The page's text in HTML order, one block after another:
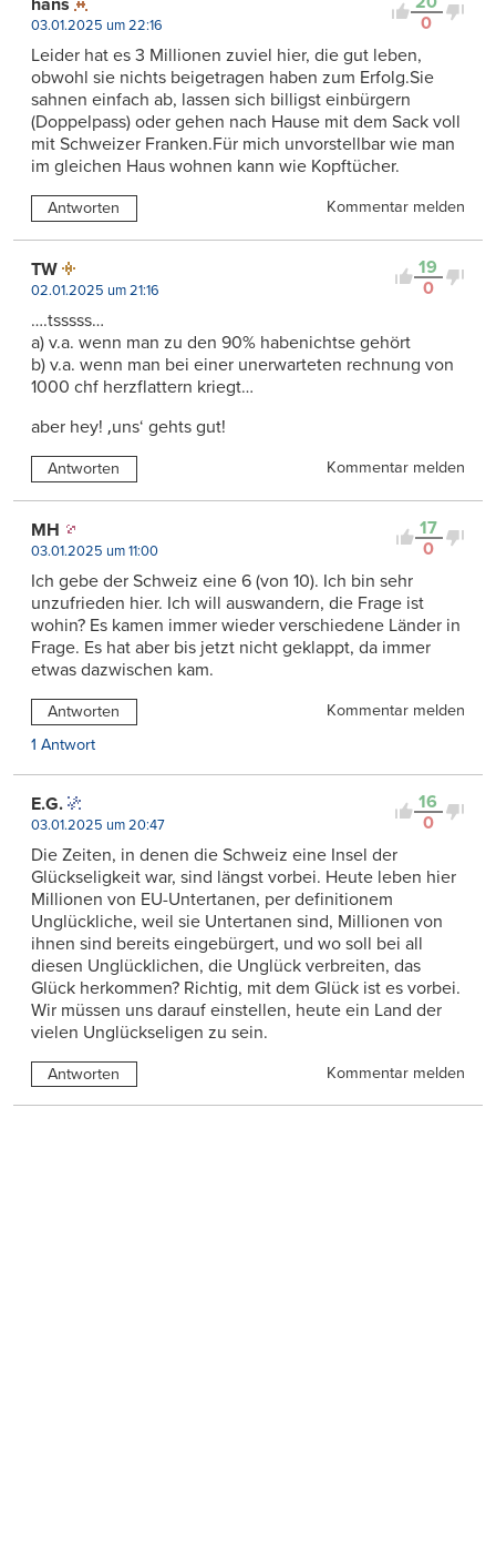
0
03.01.2025 um 22:16
Leider hat es 3 Millionen zuviel hier, die gut leben,
obwohl sie nichts beigetragen haben zum Erfolg.Sie
sahnen einfach ab, lassen sich billigst einbürgern
(Doppelpass) oder gehen nach Hause mit dem Sack voll
mit Schweizer Franken.Für mich unvorstellbar wie man
im gleichen Haus wohnen kann wie Kopftücher.
Antworten Kommentar melden
19
0
TW
02.01.2025 um 21:16
….tsssss…
a) v.a. wenn man zu den 90% habenichtse gehört
b) v.a. wenn man bei einer unerwarteten rechnung von
1000 chf herzflattern kriegt…
aber hey! ‚uns‘ gehts gut!
Antworten Kommentar melden
17
0
MH
03.01.2025 um 11:00
Ich gebe der Schweiz eine 6 (von 10). Ich bin sehr
unzufrieden hier. Ich will auswandern, die Frage ist
wohin? Es kamen immer wieder verschiedene Länder in
Frage. Es hat aber bis jetzt nicht geklappt, da immer
etwas dazwischen kam.
Antworten
Kommentar melden
1 Antwort
16
0
E.G.
03.01.2025 um 20:47
Die Zeiten, in denen die Schweiz eine Insel der
Glückseligkeit war, sind längst vorbei. Heute leben hier
Millionen von EU-Untertanen, per definitionem
Unglückliche, weil sie Untertanen sind, Millionen von
ihnen sind bereits eingebürgert, und wo soll bei all
diesen Unglücklichen, die Unglück verbreiten, das
Glück herkommen? Richtig, mit dem Glück ist es vorbei.
Wir müssen uns darauf einstellen, heute ein Land der
vielen Unglückseligen zu sein.
Antworten Kommentar melden